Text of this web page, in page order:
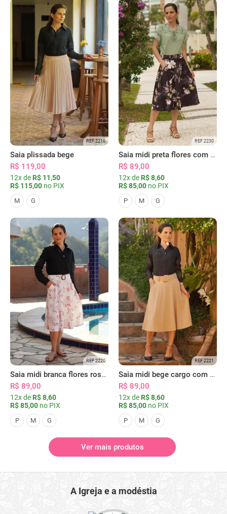
REF 2216
Saia plissada bege
R$ 119,00
12x de R$ 11,50
R$ 115,00 no PIX
M G
REF 2230
Saia midi preta flores com bolsos
R$ 89,00
12x de R$ 8,60
R$ 85,00 no PIX
P M G
REF 2220
Saia midi branca flores rosas com bolsos
R$ 89,00
12x de R$ 8,60
R$ 85,00 no PIX
P M G
REF 2221
Saia midi bege cargo com bolsos
R$ 89,00
12x de R$ 8,60
R$ 85,00 no PIX
P M G
Ver mais produtos
A Igreja e a modéstia